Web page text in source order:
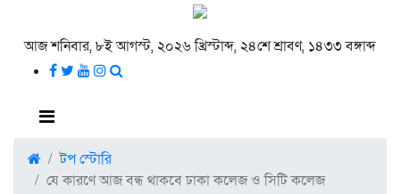
আজ শনিবার, ৮ই আগস্ট, ২০২৬ খ্রিস্টাব্দ, ২৪শে শ্রাবণ, ১৪৩৩ বঙ্গাব্দ
টপ স্টোরি
যে কারণে আজ বন্ধ থাকবে ঢাকা কলেজ ও সিটি কলেজ